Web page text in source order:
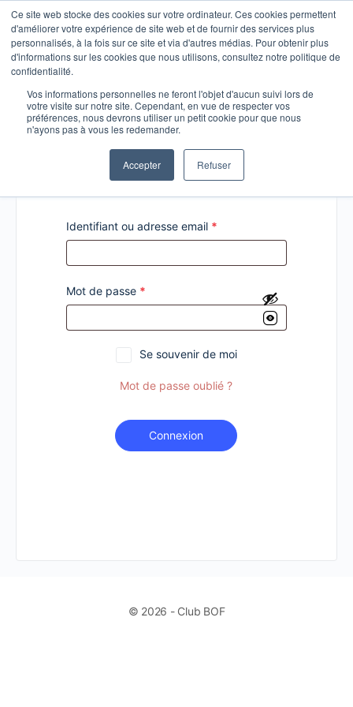
Ce site web stocke des cookies sur votre ordinateur. Ces cookies permettent
d'améliorer votre expérience de site web et de fournir des services plus
personnalisés, à la fois sur ce site et via d'autres médias. Pour obtenir plus
d'informations sur les cookies que nous utilisons, consultez notre politique de
confidentialité.
Vos informations personnelles ne feront l'objet d'aucun suivi lors de
votre visite sur notre site. Cependant, en vue de respecter vos
préférences, nous devrons utiliser un petit cookie pour que nous
n'ayons pas à vous les redemander.
Accepter Refuser
Connexion
Identifiant ou adresse email *
Mot de passe *
Se souvenir de moi
Mot de passe oublié ?
Connexion
© 2026 - Club BOF